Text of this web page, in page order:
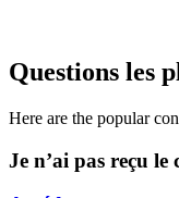
Questions les
Here are the popular
Je n’ai pas reçu le